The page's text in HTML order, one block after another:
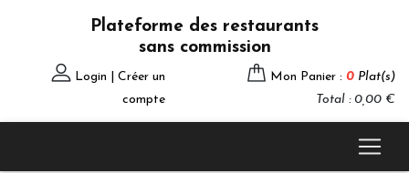
Plateforme des restaurants
sans commission
Login | Créer un
compte
Mon Panier : 0 Plat(s)
Total : 0,00 €